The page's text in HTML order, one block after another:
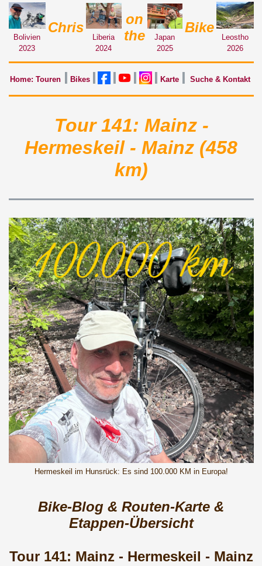
Bolivien
2023
Chris
Liberia
2024
on
the
Japan
2025
Bike
Leostho
2026
Home: Touren Bikes Karte Suche & Kontakt
Tour 141: Mainz -
Hermeskeil - Mainz (458
km)
Hermeskeil im Hunsrück: Es sind 100.000 KM in Europa!
Bike-Blog & Routen-Karte &
Etappen-Übersicht
Tour 141: Mainz - Hermeskeil - Mainz